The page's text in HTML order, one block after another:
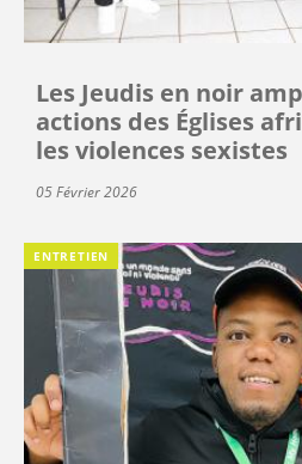
Les Jeudis en noir
actions des Églises
les violences sexistes
05 Février 2026
ENTRETIEN